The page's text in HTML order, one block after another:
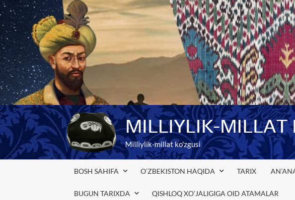
Skip
to
content
MILLIYLIK-MILLAT
Milliylik-millat ko'zgusi
BOSH SAHIFA O’ZBEKISTON HAQIDA TARIX
BUGUN TARIXDA QISHLOQ XO’JALIGIGA OID ATAMALAR